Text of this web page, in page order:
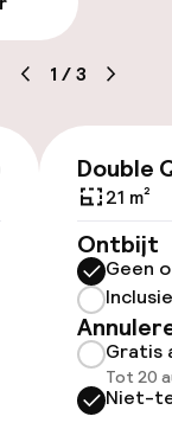
terrein
1 /3
Double
21 m²
Ontbijt
Geen
Gratis
Tot 20
Niet-